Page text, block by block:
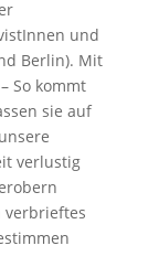
und
Berlin). Mit
So kommt
sie auf
verlustig
verbrieftes